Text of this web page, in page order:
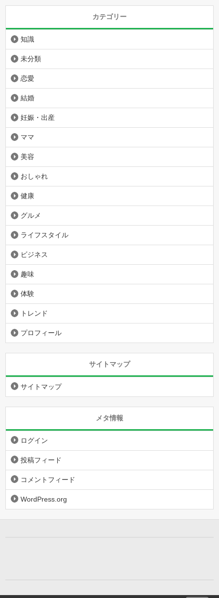
カテゴリー
知識
未分類
恋愛
結婚
妊娠・出産
ママ
美容
おしゃれ
健康
グルメ
ライフスタイル
ビジネス
趣味
体験
トレンド
プロフィール
サイトマップ
サイトマップ
メタ情報
ログイン
投稿フィード
コメントフィード
WordPress.org